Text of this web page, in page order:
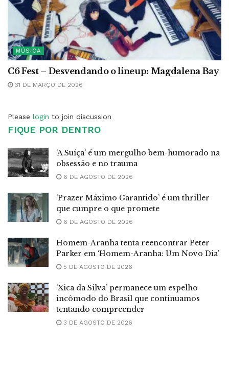
MÚSICA
C6 Fest – Desvendando o lineup: Magdalena Bay
31 DE MARÇO DE 2026
Please login to join discussion
FIQUE POR DENTRO
‘A Suíça’ é um mergulho bem-humorado na
obsessão e no trauma
6 DE AGOSTO DE 2026
‘Prazer Máximo Garantido’ é um thriller
que cumpre o que promete
6 DE AGOSTO DE 2026
Homem-Aranha tenta reencontrar Peter
Parker em ‘Homem-Aranha: Um Novo Dia’
5 DE AGOSTO DE 2026
‘Xica da Silva’ permanece um espelho
incômodo do Brasil que continuamos
tentando compreender
3 DE AGOSTO DE 2026